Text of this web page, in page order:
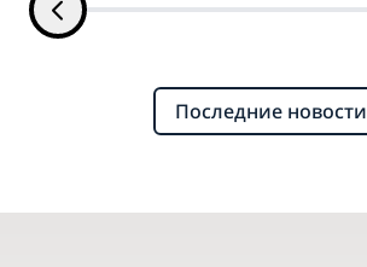
Последние новости